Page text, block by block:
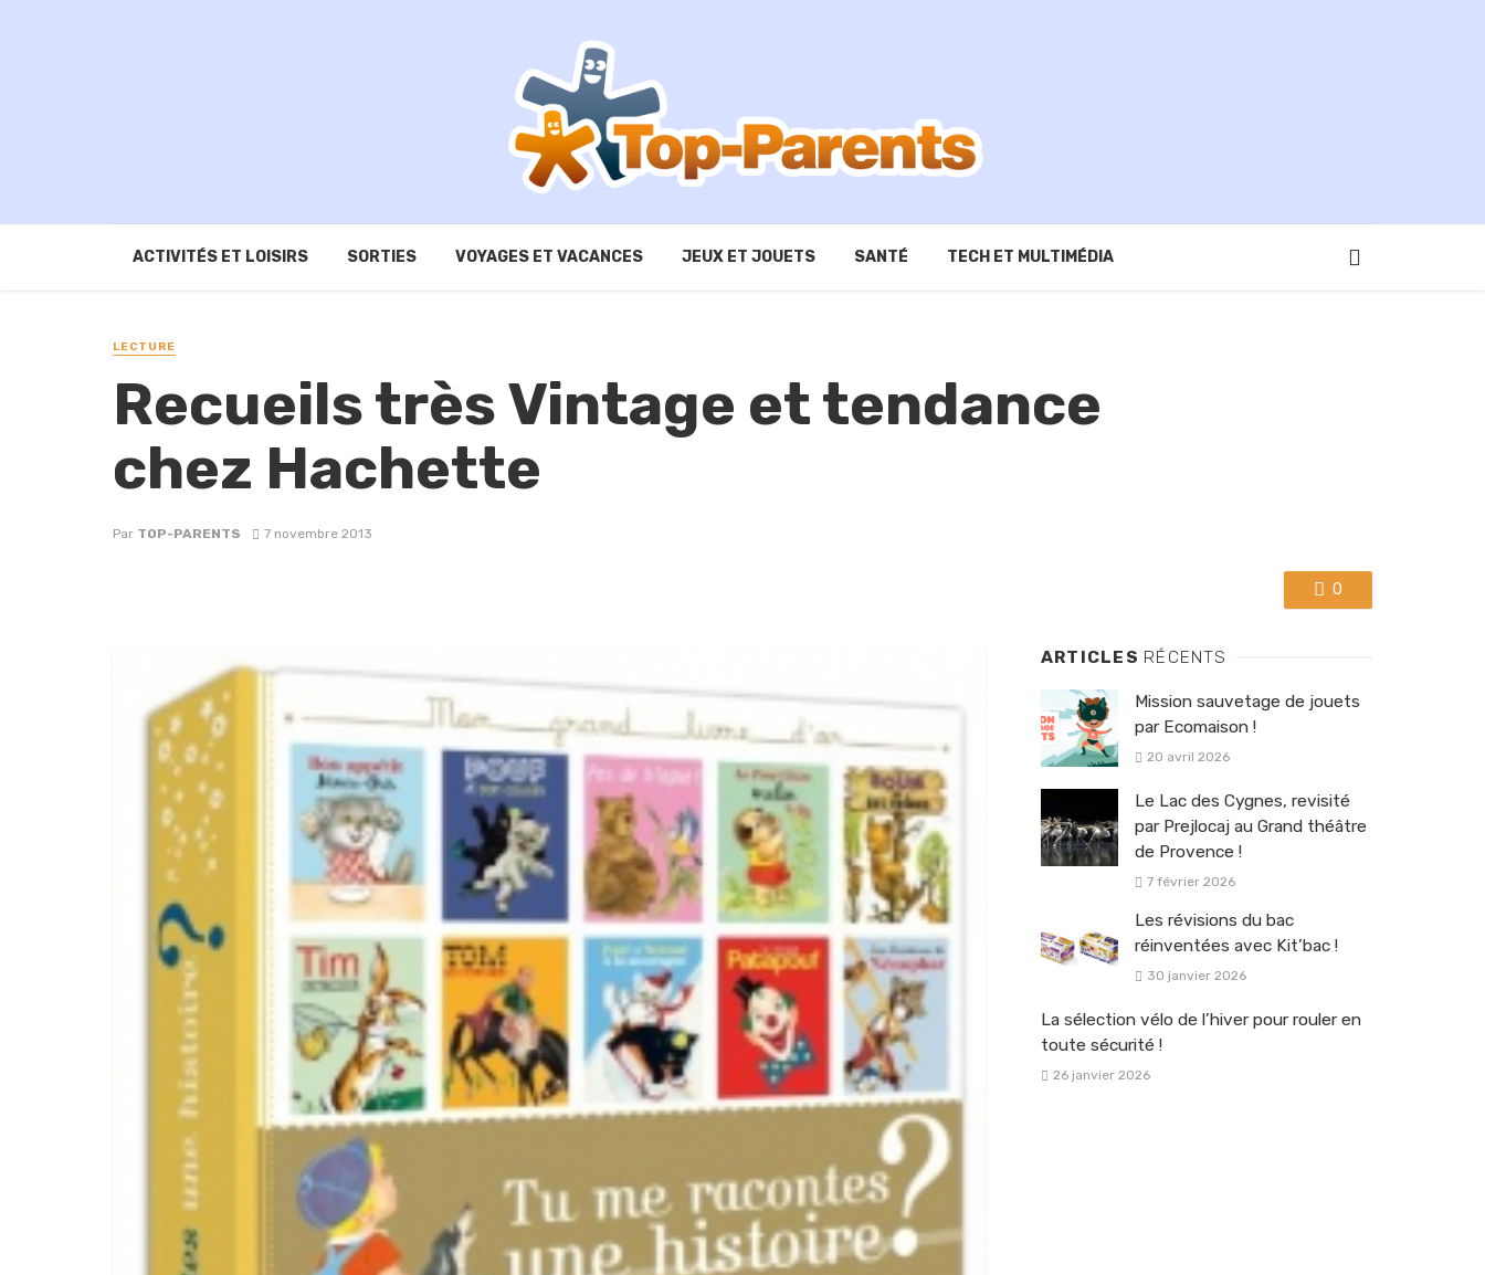
ACTIVITÉS ET LOISIRS SORTIES VOYAGES ET VACANCES JEUX ET JOUETS SANTÉ TECH ET MULTIMÉDIA
LECTURE
Recueils très Vintage et tendance
chez Hachette
Par TOP-PARENTS 7 novembre 2013
0
ARTICLES RÉCENTS
Mission sauvetage de jouets
par Ecomaison !
20 avril 2026
Le Lac des Cygnes, revisité
par Prejlocaj au Grand théâtre
de Provence !
7 février 2026
Les révisions du bac
réinventées avec Kit’bac !
30 janvier 2026
La sélection vélo de l’hiver pour rouler en
toute sécurité !
26 janvier 2026